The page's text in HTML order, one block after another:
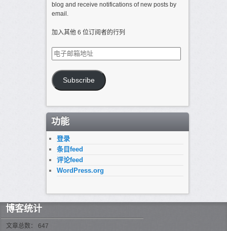
blog and receive notifications of new posts by
email.
加入其他 6 位订阅者的行列
电
子
箱
地
Subscribe
功能
登录
条目feed
评论feed
WordPress.org
博客统计
文章总数： 647